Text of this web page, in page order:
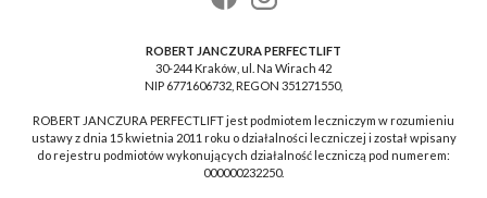
ROBERT JANCZURA PERFECTLIFT
30-244 Kraków, ul. Na Wirach 42
NIP 6771606732, REGON 351271550,
ROBERT JANCZURA PERFECTLIFT jest podmiotem leczniczym w rozumieniu
ustawy z dnia 15 kwietnia 2011 roku o działalności leczniczej i został wpisany
do rejestru podmiotów wykonujących działalność leczniczą pod numerem:
000000232250.